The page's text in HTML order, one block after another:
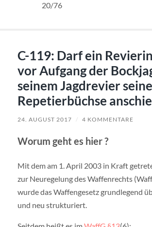
20/76
C-119: Darf ein
vor Aufgang der
seinem Jagdrevier seine
Repetierbüchse
24. AUGUST 2017 / 4 KOMMENTARE
Worum geht es hier ?
Mit dem am 1. April 2003 in Kraft
zur Neuregelung des Waffenrechts
wurde das Waffengesetz grundlegend
und neu strukturiert.